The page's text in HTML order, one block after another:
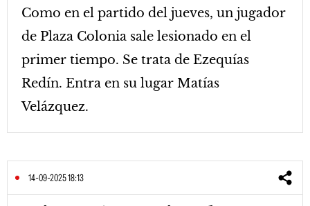
Como en el partido del jueves, un jugador
de Plaza Colonia sale lesionado en el
primer tiempo. Se trata de Ezequías
Redín. Entra en su lugar Matías
Velázquez.
14-09-2025 18:13